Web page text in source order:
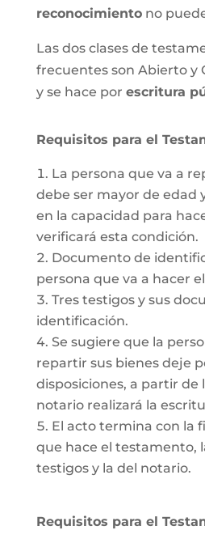
reconocimientono
Las dos clases de
frecuentes son Abierto y
y se hace por escritura
Requisitos para el
La persona que va a
debe ser mayor de edad
en la capacidad para
verificará esta condición.
Documento de
persona que va a hacer
Tres testigos y sus
identificación.
Se sugiere que la
repartir sus bienes deje
disposiciones, a partir de
notario realizará la
El acto termina con la
que hace el testamento,
testigos y la del notario.
Requisitos para el